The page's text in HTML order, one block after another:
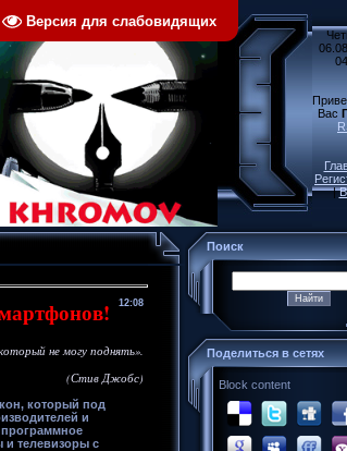
Версия для слабовидящих
Вас
|
12:08
не могу поднять».
(Стив Джобс)
который под
и
программное
телевизоры с
Поиск
Поделиться в сетях
Block content